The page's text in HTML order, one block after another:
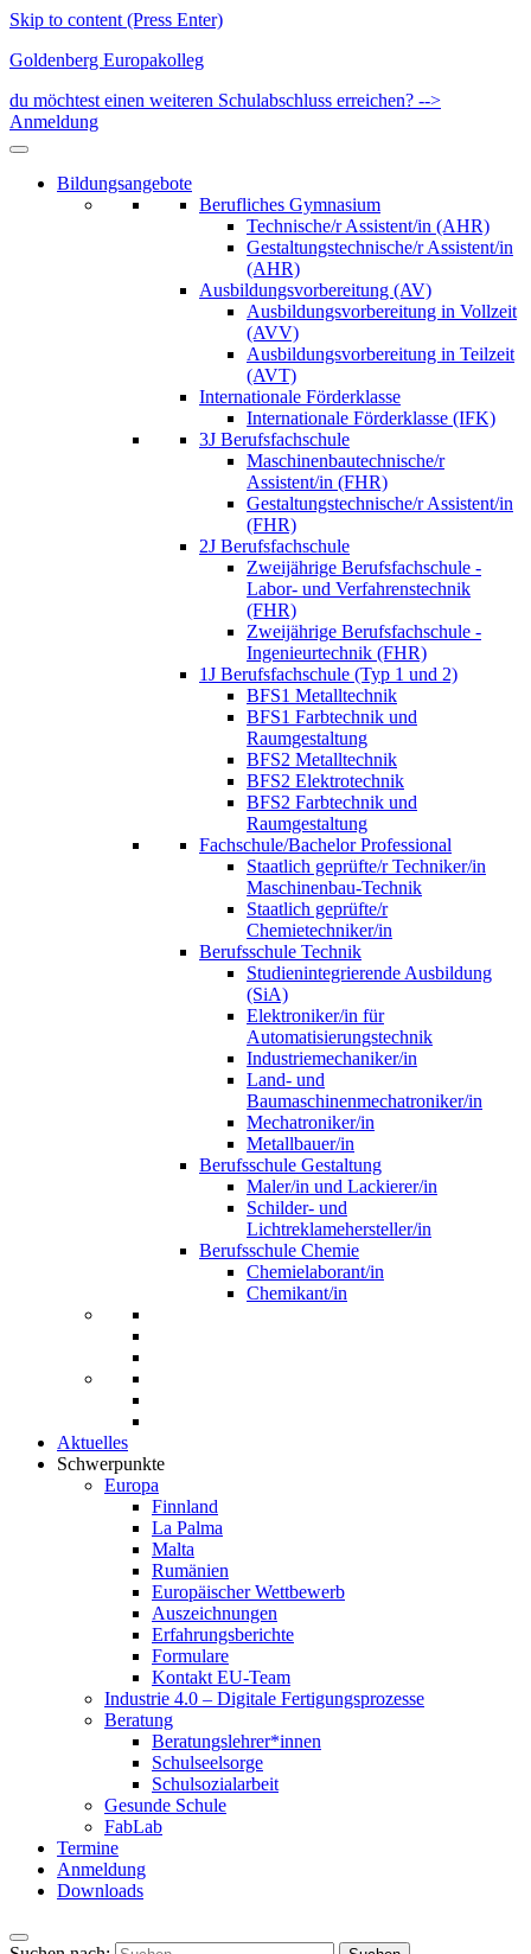
Skip to content (Press Enter)
Goldenberg Europakolleg
du möchtest einen weiteren Schulabschluss erreichen? -->
Anmeldung
Bildungsangebote
Berufliches Gymnasium
Technische/r Assistent/in (AHR)
Gestaltungstechnische/r Assistent/in
(AHR)
Ausbildungsvorbereitung (AV)
Ausbildungsvorbereitung in Vollzeit
(AVV)
Ausbildungsvorbereitung in Teilzeit
(AVT)
Internationale Förderklasse
Internationale Förderklasse (IFK)
3J Berufsfachschule
Maschinenbautechnische/r
Assistent/in (FHR)
Gestaltungstechnische/r Assistent/in
(FHR)
2J Berufsfachschule
Zweijährige Berufsfachschule -
Labor- und Verfahrenstechnik
(FHR)
Zweijährige Berufsfachschule -
Ingenieurtechnik (FHR)
1J Berufsfachschule (Typ 1 und 2)
BFS1 Metalltechnik
BFS1 Farbtechnik und
Raumgestaltung
BFS2 Metalltechnik
BFS2 Elektrotechnik
BFS2 Farbtechnik und
Raumgestaltung
Fachschule/Bachelor Professional
Staatlich geprüfte/r Techniker/in
Maschinenbau-Technik
Staatlich geprüfte/r
Chemietechniker/in
Berufsschule Technik
Studienintegrierende Ausbildung
(SiA)
Elektroniker/in für
Automatisierungstechnik
Industriemechaniker/in
Land- und
Baumaschinenmechatroniker/in
Mechatroniker/in
Metallbauer/in
Berufsschule Gestaltung
Maler/in und Lackierer/in
Schilder- und
Lichtreklamehersteller/in
Berufsschule Chemie
Chemielaborant/in
Chemikant/in
Aktuelles
Schwerpunkte
Europa
Finnland
La Palma
Malta
Rumänien
Europäischer Wettbewerb
Auszeichnungen
Erfahrungsberichte
Formulare
Kontakt EU-Team
Industrie 4.0 – Digitale Fertigungsprozesse
Beratung
Beratungslehrer*innen
Schulseelsorge
Schulsozialarbeit
Gesunde Schule
FabLab
Termine
Anmeldung
Downloads